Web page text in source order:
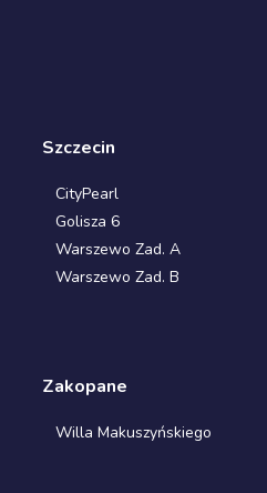
Szczecin
CityPearl
Golisza 6
Warszewo Zad. A
Warszewo Zad. B
Zakopane
Willa Makuszyńskiego